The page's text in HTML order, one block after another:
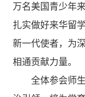
万名美国青少年
扎实做好来华留
新一代使者，为
相通贡献力量。
全体参会师